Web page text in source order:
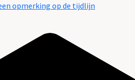
opmerking op de tijdlijn